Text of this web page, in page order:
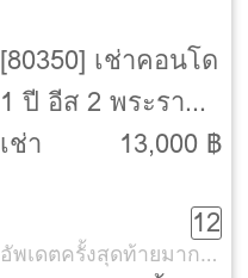
[80350] เช่าคอนโด
1 ปี อีส 2 พระราม
2 [Ease 2 Rama 2]
เช่า
13,000 ฿
12
อัพเดตครั้งสุดท้ายมากกว่า 30 วัน